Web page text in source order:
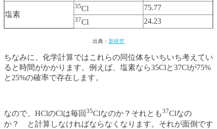
塩素
35Cl 75.77
37Cl 24.23
出典： 新研究
ちなみに、化学計算ではこれらの同位体をいちいち考えてい
ると時間がかかります。例えば、塩素なら35Clと37Clが75%
と25%の確率で存在します。
なので、HClのClは毎回 35Clなのか？それとも37Clなの
か？ と計算しなければならなくなります。それが面倒です